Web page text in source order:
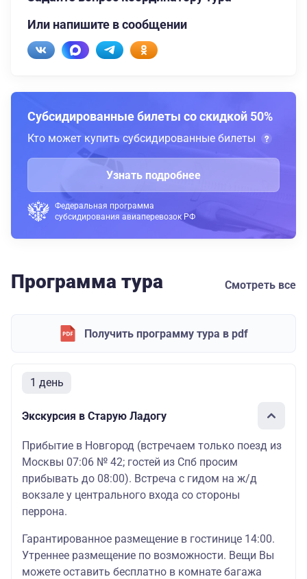
Или напишите в сообщении
Субсидированные билеты со скидкой 50%
Кто может купить субсидированные билеты
Узнать подробнее
Федеральная программа
субсидирования авиаперевозок РФ
Программа тура Смотреть все
Получить программу тура в pdf
1 день
Экскурсия в Старую Ладогу
Прибытие в Новгород (встречаем только поезд из
Москвы 07:06 № 42; гостей из Спб просим
прибывать до 08:00). Встреча с гидом на ж/д
вокзале у центрального входа со стороны
перрона.
Гарантированное размещение в гостинице 14:00.
Утреннее размещение по возможности. Вещи Вы
можете оставить бесплатно в комнате багажа